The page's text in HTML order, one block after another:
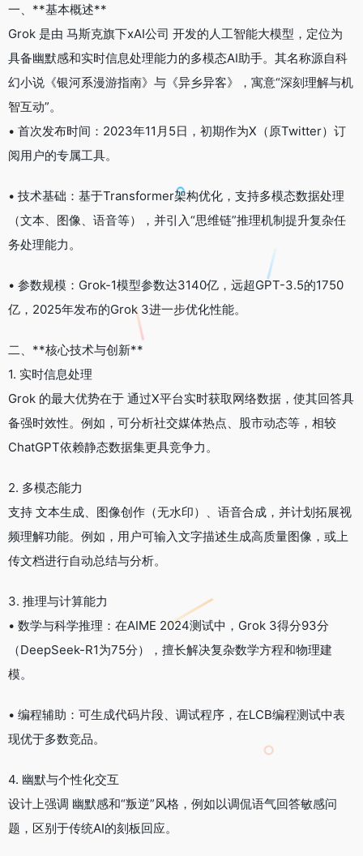
一、**基本概述**
Grok 是由 马斯克旗下xAI公司 开发的人工智能大模型，定位为
具备幽默感和实时信息处理能力的多模态AI助手。其名称源自科
幻小说《银河系漫游指南》与《异乡异客》，寓意“深刻理解与机
智互动”。
• 首次发布时间：2023年11月5日，初期作为X（原Twitter）订
阅用户的专属工具。
• 技术基础：基于Transformer架构优化，支持多模态数据处理
（文本、图像、语音等），并引入“思维链”推理机制提升复杂任
务处理能力。
• 参数规模：Grok-1模型参数达3140亿，远超GPT-3.5的1750
亿，2025年发布的Grok 3进一步优化性能。
二、**核心技术与创新**
1. 实时信息处理
Grok 的最大优势在于 通过X平台实时获取网络数据，使其回答具
备强时效性。例如，可分析社交媒体热点、股市动态等，相较
ChatGPT依赖静态数据集更具竞争力。
2. 多模态能力
支持 文本生成、图像创作（无水印）、语音合成，并计划拓展视
频理解功能。例如，用户可输入文字描述生成高质量图像，或上
传文档进行自动总结与分析。
3. 推理与计算能力
• 数学与科学推理：在AIME 2024测试中，Grok 3得分93分
（DeepSeek-R1为75分），擅长解决复杂数学方程和物理建
模。
• 编程辅助：可生成代码片段、调试程序，在LCB编程测试中表
现优于多数竞品。
4. 幽默与个性化交互
设计上强调 幽默感和“叛逆”风格，例如以调侃语气回答敏感问
题，区别于传统AI的刻板回应。